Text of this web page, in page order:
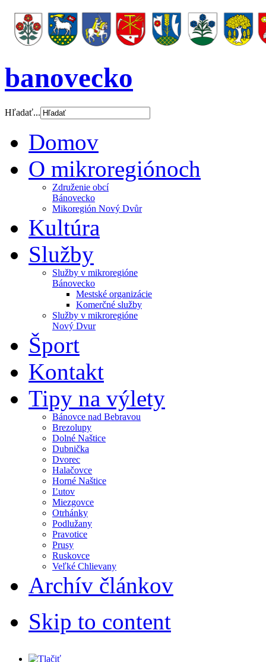
banovecko
Hľadať...
Domov
O mikroregiónoch
Združenie obcí
Bánovecko
Mikoregión Nový Dvůr
Kultúra
Služby
Služby v mikroregióne
Bánovecko
Mestské organizácie
Komerčné služby
Služby v mikroregióne
Nový Dvur
Šport
Kontakt
Tipy na výlety
Bánovce nad Bebravou
Brezolupy
Dolné Naštice
Dubnička
Dvorec
Halačovce
Horné Naštice
Ľutov
Miezgovce
Otrhánky
Podlužany
Pravotice
Prusy
Ruskovce
Veľké Chlievany
Archív článkov
Skip to content